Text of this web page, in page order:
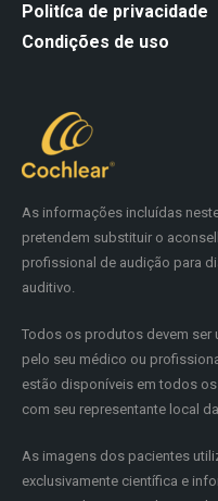
As informações incluídas
pretendem substituir o
profissional de audição para
auditivo.
Todos os produtos devem
pelo seu médico ou
estão disponíveis em todos
com seu representante local
As imagens dos pacientes
exclusivamente científica e
Politíca de privacidade
Condições de uso